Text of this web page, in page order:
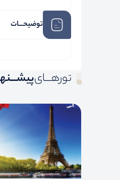
توضیحـــات
تورهـــای